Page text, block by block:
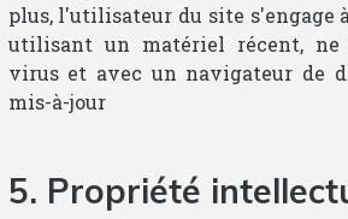
plus, l'utilisateur du site s'engage
utilisant un matériel récent, ne
virus et avec un navigateur de
mis-à-jour
5. Propriété